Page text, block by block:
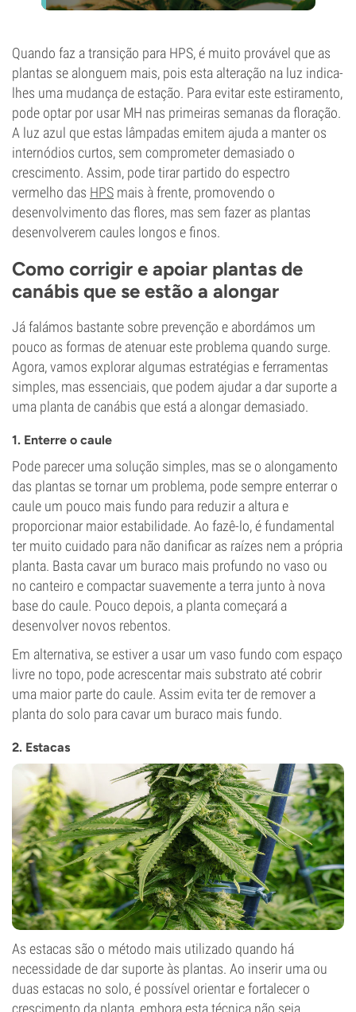
Quando faz a transição para HPS, é muito provável que as
plantas se alonguem mais, pois esta alteração na luz indica-
lhes uma mudança de estação. Para evitar este estiramento,
pode optar por usar MH nas primeiras semanas da floração.
A luz azul que estas lâmpadas emitem ajuda a manter os
internódios curtos, sem comprometer demasiado o
crescimento. Assim, pode tirar partido do espectro
vermelho das HPS mais à frente, promovendo o
desenvolvimento das flores, mas sem fazer as plantas
desenvolverem caules longos e finos.
Como corrigir e apoiar plantas de
canábis que se estão a alongar
Já falámos bastante sobre prevenção e abordámos um
pouco as formas de atenuar este problema quando surge.
Agora, vamos explorar algumas estratégias e ferramentas
simples, mas essenciais, que podem ajudar a dar suporte a
uma planta de canábis que está a alongar demasiado.
1. Enterre o caule
Pode parecer uma solução simples, mas se o alongamento
das plantas se tornar um problema, pode sempre enterrar o
caule um pouco mais fundo para reduzir a altura e
proporcionar maior estabilidade. Ao fazê-lo, é fundamental
ter muito cuidado para não danificar as raízes nem a própria
planta. Basta cavar um buraco mais profundo no vaso ou
no canteiro e compactar suavemente a terra junto à nova
base do caule. Pouco depois, a planta começará a
desenvolver novos rebentos.
Em alternativa, se estiver a usar um vaso fundo com espaço
livre no topo, pode acrescentar mais substrato até cobrir
uma maior parte do caule. Assim evita ter de remover a
planta do solo para cavar um buraco mais fundo.
2. Estacas
As estacas são o método mais utilizado quando há
necessidade de dar suporte às plantas. Ao inserir uma ou
duas estacas no solo, é possível orientar e fortalecer o
crescimento da planta, embora esta técnica não seja